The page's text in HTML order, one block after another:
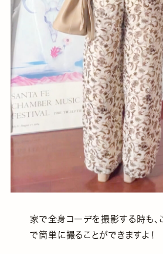
家で全身コーデを撮影する時も
で簡単に撮ることができますよ！